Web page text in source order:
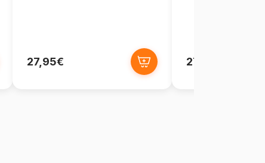
27,95€ 27,95€